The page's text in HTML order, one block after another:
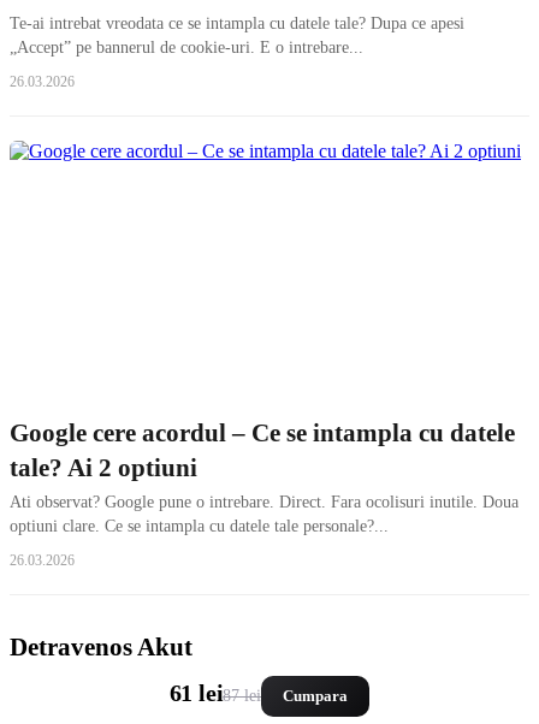
Te-ai intrebat vreodata ce se intampla cu datele tale? Dupa ce apesi
„Accept” pe bannerul de cookie-uri. E o intrebare...
26.03.2026
Google cere acordul – Ce se intampla cu datele
tale? Ai 2 optiuni
Ati observat? Google pune o intrebare. Direct. Fara ocolisuri inutile. Doua
optiuni clare. Ce se intampla cu datele tale personale?...
26.03.2026
Detravenos Akut
61 lei87 lei Cumpara